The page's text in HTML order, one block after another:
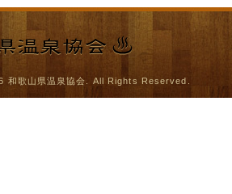
和歌山県温泉協会 . All Rights Reserved.